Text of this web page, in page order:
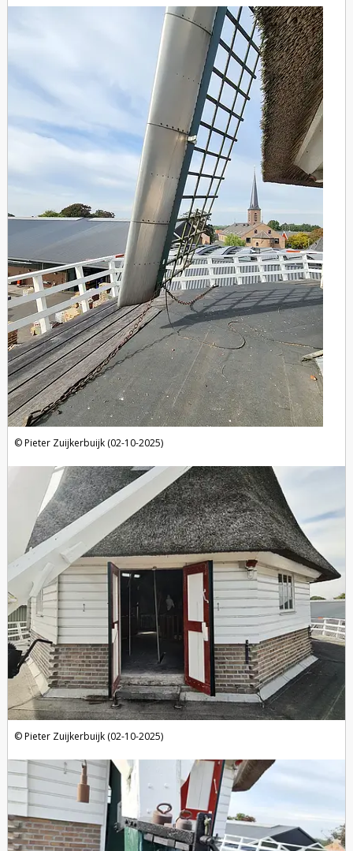
Pieter Zuijkerbuijk (02-10-2025)
Pieter Zuijkerbuijk (02-10-2025)